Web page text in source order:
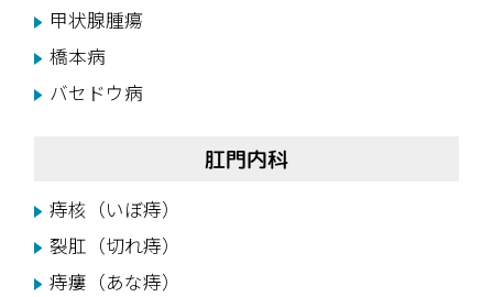
甲状腺腫瘍
橋本病
バセドウ病
肛門内科
痔核（いぼ痔）
裂肛（切れ痔）
痔瘻（あな痔）